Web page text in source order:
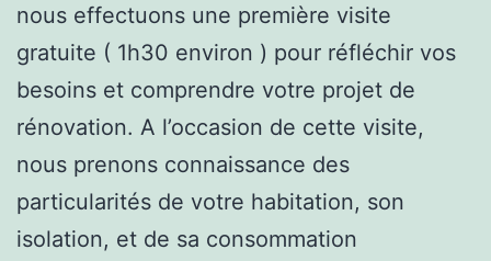
nous effectuons une première visite
gratuite ( 1h30 environ ) pour réfléchir vos
besoins et comprendre votre projet de
rénovation. A l’occasion de cette visite,
nous prenons connaissance des
particularités de votre habitation, son
isolation, et de sa consommation